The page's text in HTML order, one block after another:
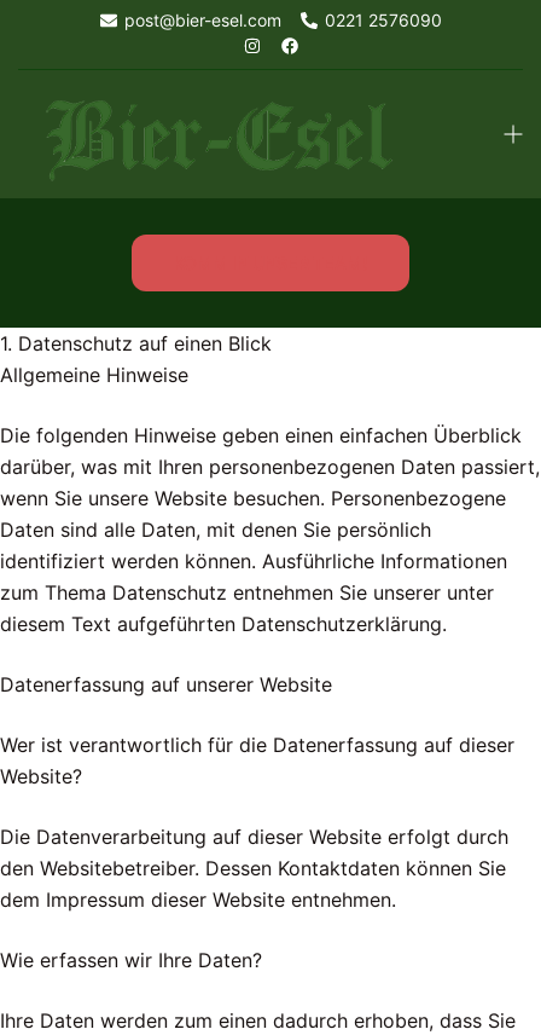
content
post@bier-esel.com 0221 2576090
1. Datenschutz auf einen Blick
Allgemeine Hinweise
Die folgenden Hinweise geben einen einfachen Überblick
darüber, was mit Ihren personenbezogenen Daten passiert,
wenn Sie unsere Website besuchen. Personenbezogene
Daten sind alle Daten, mit denen Sie persönlich
identifiziert werden können. Ausführliche Informationen
zum Thema Datenschutz entnehmen Sie unserer unter
diesem Text aufgeführten Datenschutzerklärung.
Datenerfassung auf unserer Website
Wer ist verantwortlich für die Datenerfassung auf dieser
Website?
Die Datenverarbeitung auf dieser Website erfolgt durch
den Websitebetreiber. Dessen Kontaktdaten können Sie
dem Impressum dieser Website entnehmen.
Wie erfassen wir Ihre Daten?
Ihre Daten werden zum einen dadurch erhoben, dass Sie